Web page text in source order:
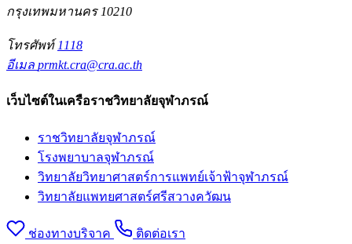
กรุงเทพมหานคร 10210
โทรศัพท์ 1118
อีเมล prmkt.cra@cra.ac.th
เว็บไซต์ในเครือราชวิทยาลัยจุฬาภรณ์
ราชวิทยาลัยจุฬาภรณ์
โรงพยาบาลจุฬาภรณ์
วิทยาลัยวิทยาศาสตร์การแพทย์เจ้าฟ้าจุฬาภรณ์
วิทยาลัยแพทยศาสตร์ศรีสวางควัฒน
ช่องทางบริจาค ติดต่อเรา